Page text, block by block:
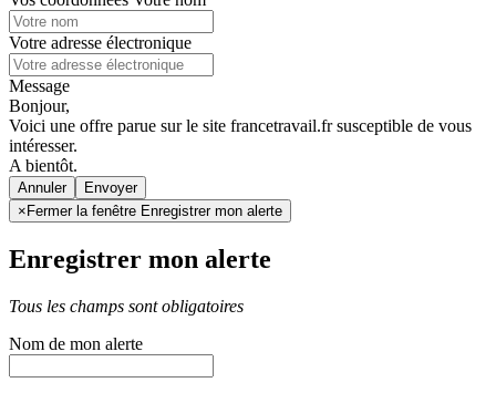
Votre adresse électronique
Message
Bonjour,
Voici une offre parue sur le site francetravail.fr susceptible de vous
intéresser.
A bientôt.
Annuler
× Fermer la fenêtre Enregistrer mon alerte
Enregistrer mon alerte
Tous les champs sont obligatoires
Nom de mon alerte